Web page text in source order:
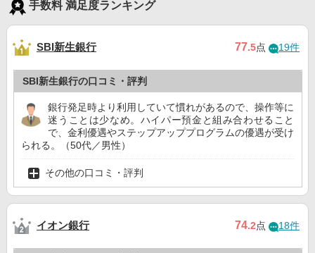
手数料 満足度ランキング
SBI新生銀行 77.5点 19件
SBI新生銀行の口コミ・評判
銀行発足時より利用していて慣れがあるので、操作等に
迷うことは少なめ。ハイパー預金と組み合わせること
で、金利優遇やステップアッププログラムの優遇が受け
られる。（50代／男性）
その他の口コミ・評判
イオン銀行 74.2点 18件